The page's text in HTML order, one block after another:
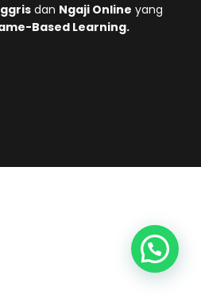
dan Ngaji Online yang
Based Learning.